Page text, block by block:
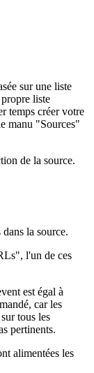
sur une liste
liste
temps créer votre
manu "Sources"
de la source.
la source.
l'un de ces
est égal à
car les
tous les
pertinents.
alimentées les